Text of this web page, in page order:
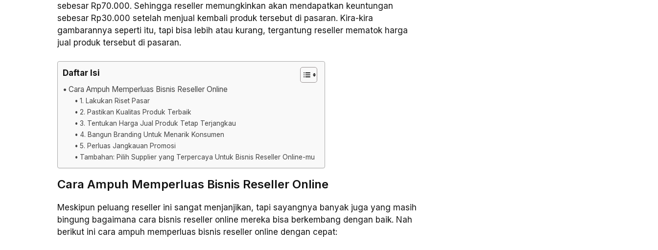
sebesar Rp70.000. Sehingga reseller memungkinkan akan mendapatkan keuntungan
sebesar Rp30.000 setelah menjual kembali produk tersebut di pasaran. Kira-kira
gambarannya seperti itu, tapi bisa lebih atau kurang, tergantung reseller mematok harga
jual produk tersebut di pasaran.
Daftar Isi
Cara Ampuh Memperluas Bisnis Reseller Online
1. Lakukan Riset Pasar
2. Pastikan Kualitas Produk Terbaik
3. Tentukan Harga Jual Produk Tetap Terjangkau
4. Bangun Branding Untuk Menarik Konsumen
5. Perluas Jangkauan Promosi
Tambahan: Pilih Supplier yang Terpercaya Untuk Bisnis Reseller Online-mu
Cara Ampuh Memperluas Bisnis Reseller Online
Meskipun peluang reseller ini sangat menjanjikan, tapi sayangnya banyak juga yang masih
bingung bagaimana cara bisnis reseller online mereka bisa berkembang dengan baik. Nah
berikut ini cara ampuh memperluas bisnis reseller online dengan cepat: